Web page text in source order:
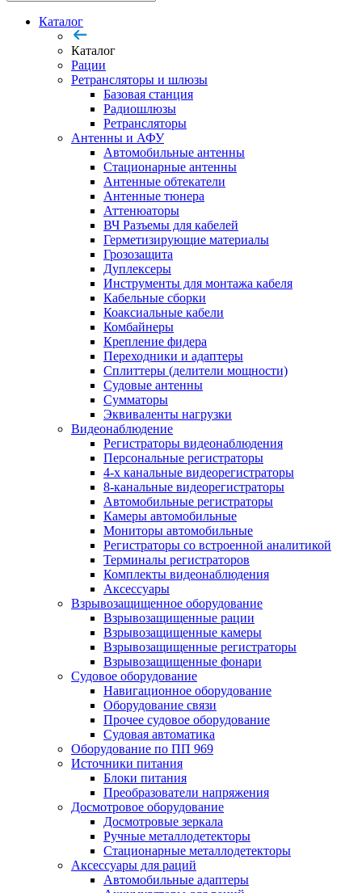
Каталог
Каталог
Рации
Ретрансляторы и шлюзы
Базовая станция
Радиошлюзы
Ретрансляторы
Антенны и АФУ
Автомобильные антенны
Стационарные антенны
Антенные обтекатели
Антенные тюнера
Аттенюаторы
ВЧ Разъемы для кабелей
Герметизирующие материалы
Грозозащита
Дуплексеры
Инструменты для монтажа кабеля
Кабельные сборки
Коаксиальные кабели
Комбайнеры
Крепление фидера
Переходники и адаптеры
Сплиттеры (делители мощности)
Судовые антенны
Сумматоры
Эквиваленты нагрузки
Видеонаблюдение
Регистраторы видеонаблюдения
Персональные регистраторы
4-х канальные видеорегистраторы
8-канальные видеорегистраторы
Автомобильные регистраторы
Камеры автомобильные
Мониторы автомобильные
Регистраторы со встроенной аналитикой
Терминалы регистраторов
Комплекты видеонаблюдения
Аксессуары
Взрывозащищенное оборудование
Взрывозащищенные рации
Взрывозащищенные камеры
Взрывозащищенные регистраторы
Взрывозащищенные фонари
Судовое оборудование
Навигационное оборудование
Оборудование связи
Прочее судовое оборудование
Судовая автоматика
Оборудование по ПП 969
Источники питания
Блоки питания
Преобразователи напряжения
Досмотровое оборудование
Досмотровые зеркала
Ручные металлодетекторы
Стационарные металлодетекторы
Аксессуары для раций
Автомобильные адаптеры